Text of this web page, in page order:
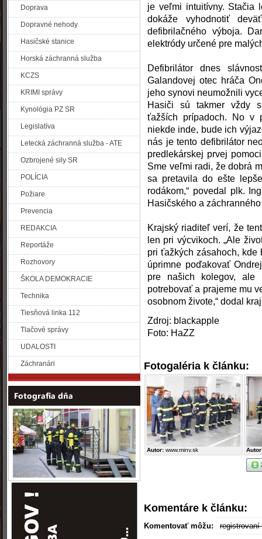
Doprava
Dopravné nehody
Hasičské stanice
Horská záchranná služba
KCZS
KRIMI správy
Kynológia PZ SR
Legislatíva
Letecká záchranná služba - ATE
Ozbrojené sily SR
POLÍCIA
Požiare
Prevencia
REDAKCIA
Reportáže
Rozhovory
ŠKOLA DEMOKRACIE
Technika
Tiesňová linka 112
Tlačové správy
UDALOSTI
Záchranári
je veľmi intuitívny. Stačia
dokáže vyhodnotiť
defibrilačného výboja.
elektródy určené pre
Defibrilátor dnes
Galandovej otec hráča
jeho synovi neumožnili
Hasiči sú takmer vždy
ťažších prípadoch. No v
niekde inde, bude ich
nás je tento defibrilátor
predlekárskej prvej
Sme veľmi radi, že dobrá
sa pretavila do ešte
rodákom,“ povedal plk.
Hasičského a
Krajský riaditeľ verí, že
len pri výcvikoch. „Ale
pri ťažkých zásahoch,
úprimne poďakovať
pre našich kolegov,
potrebovať a prajeme mu
osobnom živote,“ dodal
Zdroj: blackapple
Foto: HaZZ
Fotogaléria k článku:
Autor: www.minv.sk
Komentáre k článku:
Komentovať môžu: registrovaní